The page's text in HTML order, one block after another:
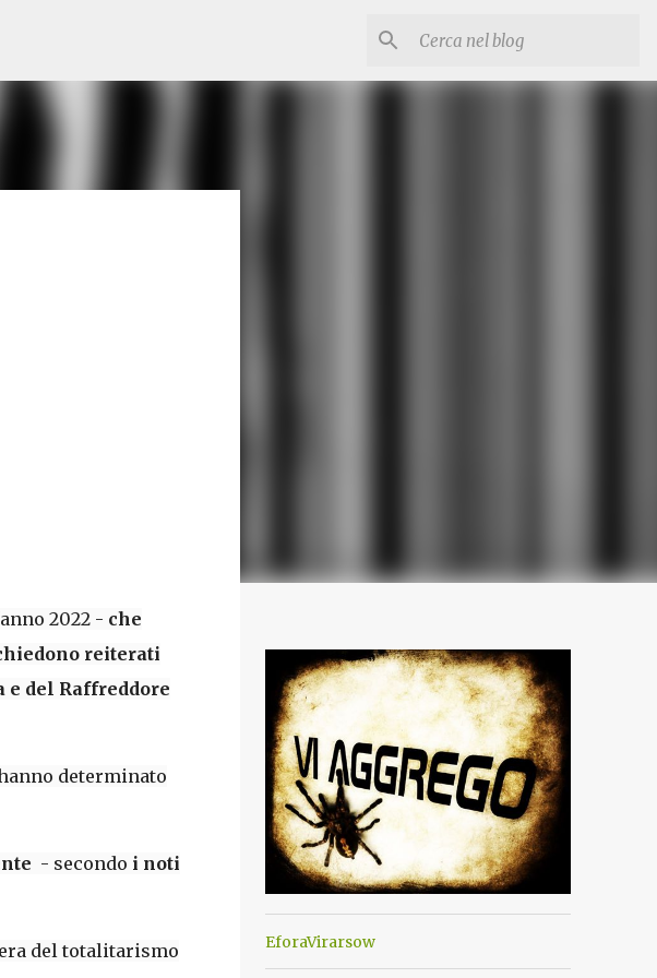
2022 - che
reiterati
del Raffreddore
determinato
- secondo i noti
del totalitarismo
EforaVirarsow